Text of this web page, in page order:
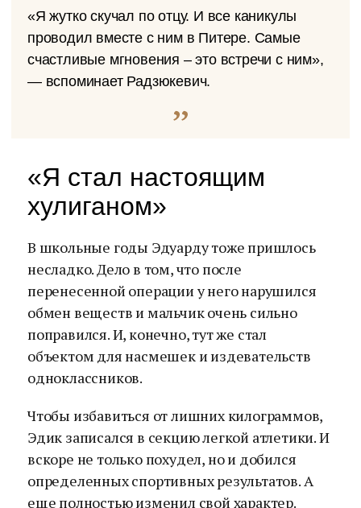
«Я жутко скучал по отцу. И все каникулы
проводил вместе с ним в Питере. Самые
счастливые мгновения – это встречи с ним»,
— вспоминает Радзюкевич.
«Я стал настоящим
хулиганом»
В школьные годы Эдуарду тоже пришлось
несладко. Дело в том, что после
перенесенной операции у него нарушился
обмен веществ и мальчик очень сильно
поправился. И, конечно, тут же стал
объектом для насмешек и издевательств
одноклассников.
Чтобы избавиться от лишних килограммов,
Эдик записался в секцию легкой атлетики. И
вскоре не только похудел, но и добился
определенных спортивных результатов. А
еще полностью изменил свой характер.